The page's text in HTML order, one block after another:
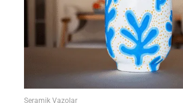
Seramik Vazolar